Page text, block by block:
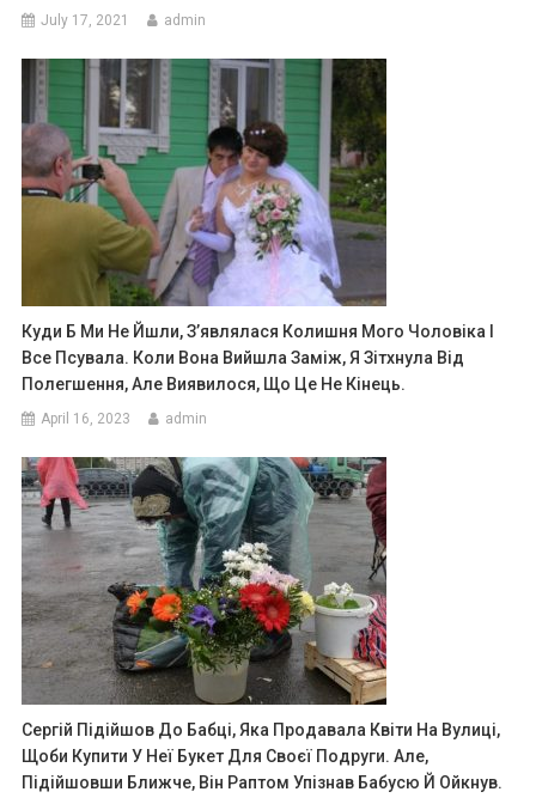
July 17, 2021 admin
Куди Б Ми Не Йшли, З’являлася Колишня Мого Чоловіка І
Все Псувала. Коли Вона Вийшла Заміж, Я Зітхнула Від
Полегшення, Але Виявилося, Що Це Не Кінець.
April 16, 2023 admin
Сергій Підійшов До Бабці, Яка Продавала Квіти На Вулиці,
Щоби Купити У Неї Букет Для Своєї Подруги. Але,
Підійшовши Ближче, Він Раптом Упізнав Бабусю Й Ойкнув.